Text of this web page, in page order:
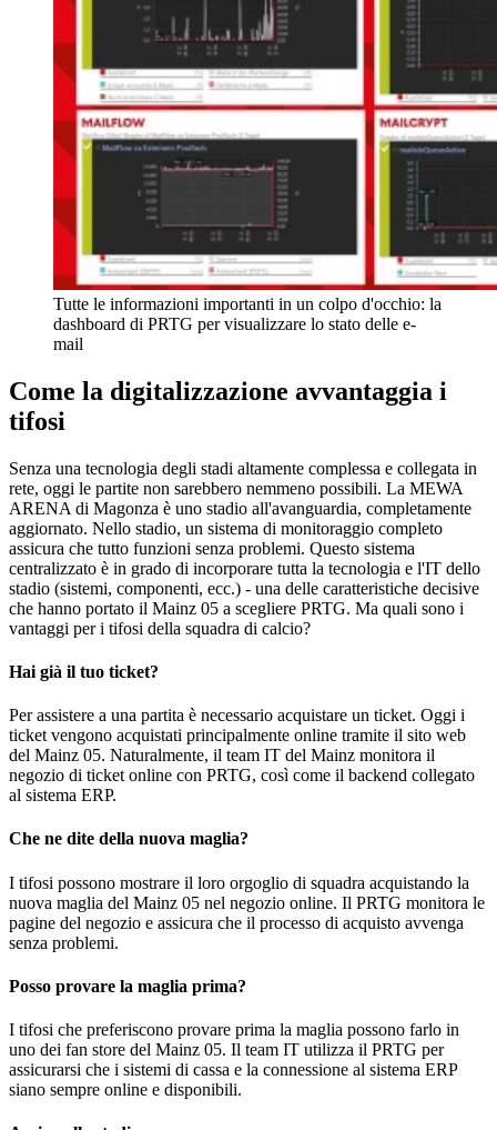
Tutte le informazioni importanti in un colpo d'occhio: la
dashboard di PRTG per visualizzare lo stato delle e-
mail
Come la digitalizzazione avvantaggia i
tifosi
Senza una tecnologia degli stadi altamente complessa e collegata in
rete, oggi le partite non sarebbero nemmeno possibili. La MEWA
ARENA di Magonza è uno stadio all'avanguardia, completamente
aggiornato. Nello stadio, un sistema di monitoraggio completo
assicura che tutto funzioni senza problemi. Questo sistema
centralizzato è in grado di incorporare tutta la tecnologia e l'IT dello
stadio (sistemi, componenti, ecc.) - una delle caratteristiche decisive
che hanno portato il Mainz 05 a scegliere PRTG. Ma quali sono i
vantaggi per i tifosi della squadra di calcio?
Hai già il tuo ticket?
Per assistere a una partita è necessario acquistare un ticket. Oggi i
ticket vengono acquistati principalmente online tramite il sito web
del Mainz 05. Naturalmente, il team IT del Mainz monitora il
negozio di ticket online con PRTG, così come il backend collegato
al sistema ERP.
Che ne dite della nuova maglia?
I tifosi possono mostrare il loro orgoglio di squadra acquistando la
nuova maglia del Mainz 05 nel negozio online. Il PRTG monitora le
pagine del negozio e assicura che il processo di acquisto avvenga
senza problemi.
Posso provare la maglia prima?
I tifosi che preferiscono provare prima la maglia possono farlo in
uno dei fan store del Mainz 05. Il team IT utilizza il PRTG per
assicurarsi che i sistemi di cassa e la connessione al sistema ERP
siano sempre online e disponibili.